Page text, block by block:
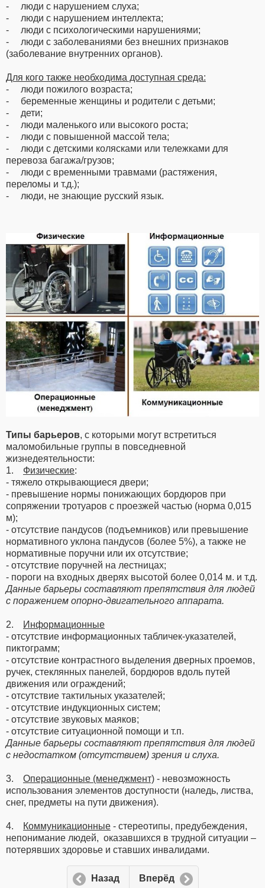
- люди с нарушением слуха;
- люди с нарушением интеллекта;
- люди с психологическими нарушениями;
- люди с заболеваниями без внешних признаков
(заболевание внутренних органов).
Для кого также необходима доступная среда:
- люди пожилого возраста;
- беременные женщины и родители с детьми;
- дети;
- люди маленького или высокого роста;
- люди с повышенной массой тела;
- люди с детскими колясками или тележками для
перевоза багажа/грузов;
- люди с временными травмами (растяжения,
переломы и т.д.);
- люди, не знающие русский язык.
Типы барьеров, с которыми могут встретиться
маломобильные группы в повседневной
жизнедеятельности:
1. Физические:
- тяжело открывающиеся двери;
- превышение нормы понижающих бордюров при
сопряжении тротуаров с проезжей частью (норма 0,015
м);
- отсутствие пандусов (подъемников) или превышение
нормативного уклона пандусов (более 5%), а также не
нормативные поручни или их отсутствие;
- отсутствие поручней на лестницах;
- пороги на входных дверях высотой более 0,014 м. и т.д.
Данные барьеры составляют препятствия для людей
с поражением опорно-двигательного аппарата.
2.
Информационные
- отсутствие информационных табличек-указателей,
пиктограмм;
- отсутствие контрастного выделения дверных проемов,
ручек, стеклянных панелей, бордюров вдоль путей
движения или ограждений;
- отсутствие тактильных указателей;
- отсутствие индукционных систем;
- отсутствие звуковых маяков;
- отсутствие ситуационной помощи и т.п.
Данные барьеры составляют препятствия для людей
с недостатком (отсутствием) зрения и слуха.
3. Операционные (менеджмент) - невозможность
использования элементов доступности (наледь, листва,
снег, предметы на пути движения).
4. Коммуникационные - стереотипы, предубеждения,
непонимание людей, оказавшихся в трудной ситуации –
потерявших здоровье и ставших инвалидами.
Назад Вперёд